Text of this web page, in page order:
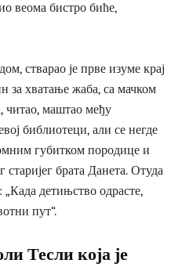
веома бистро биће,
стварао је прве изуме крај
за хватање жаба, са мачком
читао, маштао међу
библиотеци, али се негде
губитком породице и
старијег брата Данета. Отуда
детињство одрасте,
пут“.
Тесли која је